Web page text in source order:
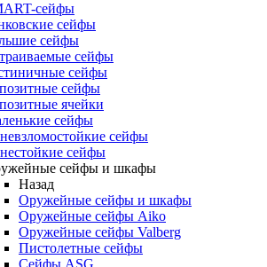
сейфы
сейфы
сейфы
сейфы
сейфы
сейфы
ячейки
сейфы
сейфы
сейфы
сейфы и шкафы
Назад
Оружейные сейфы и шкафы
Оружейные сейфы Aiko
Оружейные сейфы Valberg
Пистолетные сейфы
Сейфы ASG